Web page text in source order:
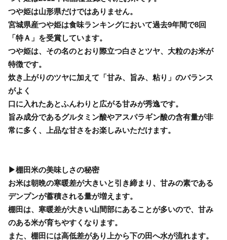
つや姫は山形県だけではありません。
宮城県産つや姫は食味ランキングにおいて過去9年間で8回
「特Ａ」を受賞しています。
つや姫は、その名のとおり際立つ白さとツヤ、大粒のお米が
特徴です。
炊き上がりのツヤに加えて「甘み、旨み、粘り」のバランス
がよく
口に入れたあとふんわりと広がる甘みが秀逸です。
旨み成分であるグルタミン酸やアスパラギン酸の含有量が非
常に多く、上品な甘さをお楽しみいただけます。
▶棚田米の美味しさの秘密
お米は朝晩の寒暖差が大きいと引き締まり、甘みの素である
デンプンが蓄積される量が増えます。
棚田は、寒暖差が大きい山間部にあることが多いので、甘み
のある米が育ちやすくなります。
また、棚田には高低差があり上から下の田へ水が流れます。